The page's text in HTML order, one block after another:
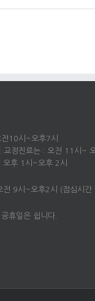
10시~오후7시
교정진료는 : 오전 11시~
오후 1시~오후 2시
전 9시~오후2시 (점심시간
휴일은 쉽니다.